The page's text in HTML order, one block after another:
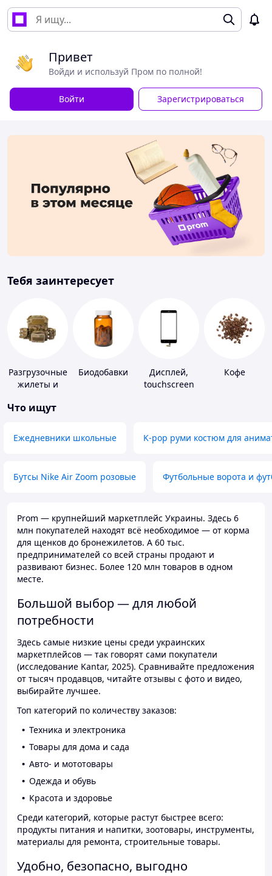
Привет
Войди и используй Пром по полной!
Войти Зарегистрироваться
Тебя заинтересует
Разгрузочные
жилеты и
без плит
Биодобавки
Дисплей,
touchscreen
Кофе
Что ищут
Ежедневники школьные K-pop руми костюм для
Бутсы Nike Air Zoom розовые Футбольные ворота и
Prom — крупнейший маркетплейс Украины. Здесь 6
млн покупателей находят всё необходимое — от корма
для щенков до бронежилетов. А 60 тыс.
предпринимателей со всей страны продают и
развивают бизнес. Более 120 млн товаров в одном
месте.
Большой выбор — для любой
потребности
Здесь самые низкие цены среди украинских
маркетплейсов — так говорят сами покупатели
(исследование Kantar, 2025). Сравнивайте предложения
от тысяч продавцов, читайте отзывы с фото и видео,
выбирайте лучшее.
Топ категорий по количеству заказов:
Техника и электроника
Товары для дома и сада
Авто- и мототовары
Одежда и обувь
Красота и здоровье
Среди категорий, которые растут быстрее всего:
продукты питания и напитки, зоотовары, инструменты,
материалы для ремонта, строительные товары.
Удобно, безопасно, выгодно